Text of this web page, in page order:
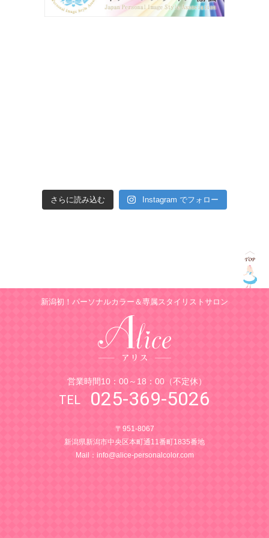
さらに読み込む Instagram でフォロー
新潟初！パーソナルカラー＆専属スタイリストサロン
営業時間10：00～18：00（不定休）
025-369-5026
〒951-8067
新潟県新潟市中央区本町通11番町1835番地
Mail： info@alice-personalcolor.com